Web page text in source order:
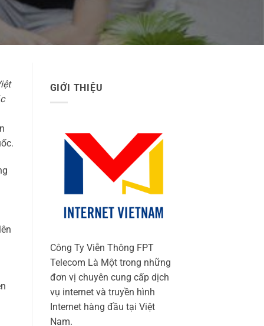
GIỚI THIỆU
Công Ty Viễn Thông FPT
Telecom Là Một trong những
đơn vị chuyên cung cấp dịch
vụ internet và truyền hình
Internet hàng đầu tại Việt
Nam.